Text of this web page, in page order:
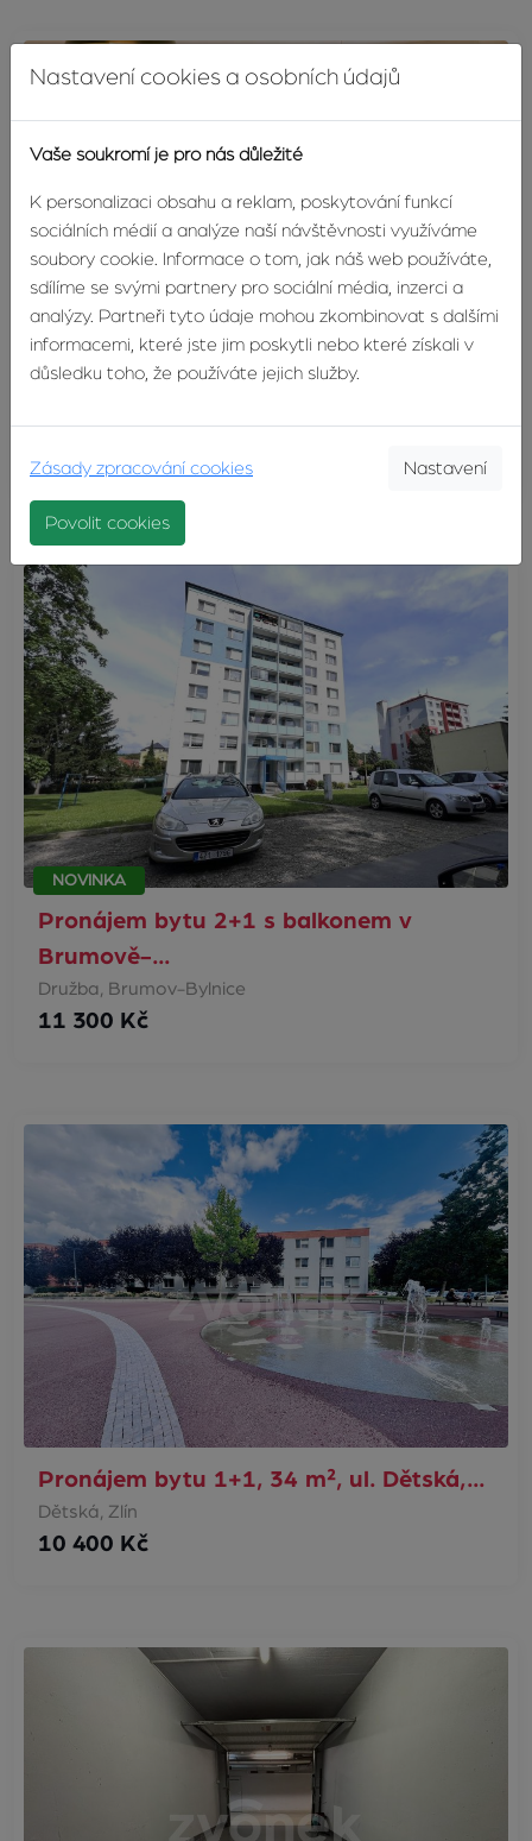
NOVINKA
Na Plavisku, Vsetín
10 999 Kč
NOVINKA
Pronájem bytu 2+1 s balkonem v
Brumově-…
Družba, Brumov-Bylnice
11 300 Kč
Pronájem bytu 1+1, 34 m², ul. Dětská,…
Dětská, Zlín
10 400 Kč
Nastavení cookies a osobních údajů
Vaše soukromí je pro nás důležité
K personalizaci obsahu a reklam, poskytování funkcí
sociálních médií a analýze naší návštěvnosti využíváme
soubory cookie. Informace o tom, jak náš web používáte,
sdílíme se svými partnery pro sociální média, inzerci a
analýzy. Partneři tyto údaje mohou zkombinovat s dalšími
informacemi, které jste jim poskytli nebo které získali v
důsledku toho, že používáte jejich služby.
Zásady zpracování cookies Nastavení
Povolit cookies